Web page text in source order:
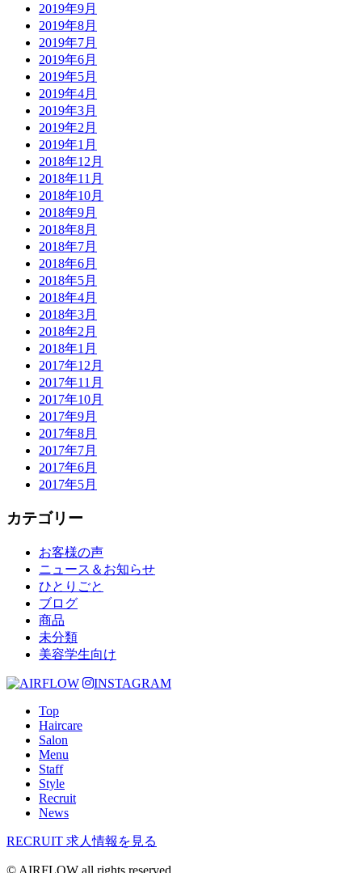
2019年9月
2019年8月
2019年7月
2019年6月
2019年5月
2019年4月
2019年3月
2019年2月
2019年1月
2018年12月
2018年11月
2018年10月
2018年9月
2018年8月
2018年7月
2018年6月
2018年5月
2018年4月
2018年3月
2018年2月
2018年1月
2017年12月
2017年11月
2017年10月
2017年9月
2017年8月
2017年7月
2017年6月
2017年5月
カテゴリー
お客様の声
ニュース＆お知らせ
ひとりごと
ブログ
商品
未分類
美容学生向け
INSTAGRAM
Top
Haircare
Salon
Menu
Staff
Style
Recruit
News
RECRUIT 求人情報を見る
© AIRFLOW all rights reserved